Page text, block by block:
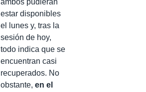
ambos pudieran
estar disponibles
el lunes y, tras la
sesión de hoy,
todo indica que se
encuentran casi
recuperados. No
obstante, en el